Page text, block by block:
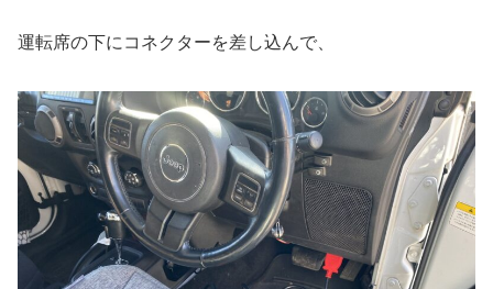
運転席の下にコネクターを差し込んで、